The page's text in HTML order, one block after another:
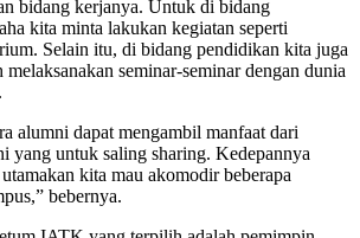
bidang kerjanya. Untuk di bidang
kita minta lakukan kegiatan seperti
Selain itu, di bidang pendidikan kita juga
melaksanakan seminar-seminar dengan dunia
alumni dapat mengambil manfaat dari
yang untuk saling sharing. Kedepannya
kita mau akomodir beberapa
bebernya.